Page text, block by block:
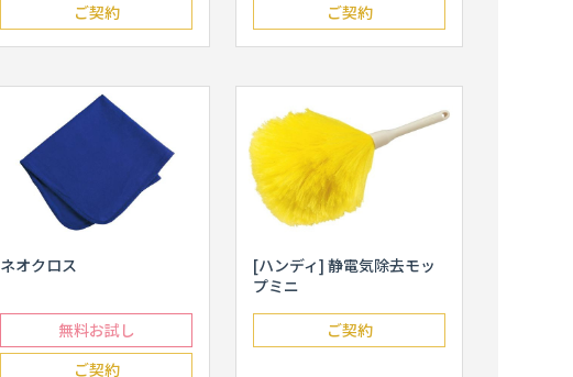
ご契約
ご契約
ネオクロス
無料お試し
ご契約
[ハンディ] 静電気除去モッ
プミニ
ご契約